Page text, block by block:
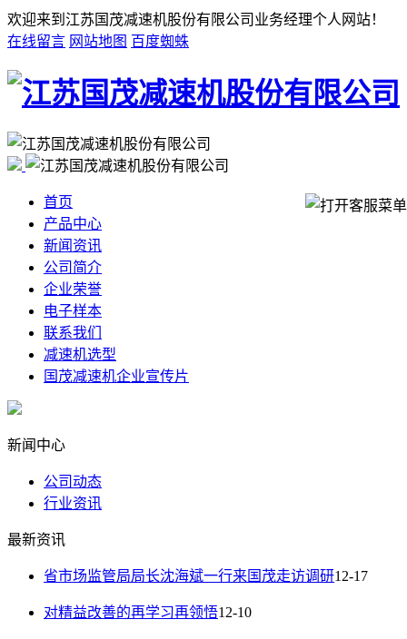
欢迎来到江苏国茂减速机股份有限公司业务经理个人网站！
在线留言 网站地图 百度蜘蛛
首页
产品中心
新闻资讯
公司简介
企业荣誉
电子样本
联系我们
减速机选型
国茂减速机企业宣传片
新闻中心
公司动态
行业资讯
最新资讯
省市场监管局局长沈海斌一行来国茂走访调研12-17
对精益改善的再学习再领悟12-10